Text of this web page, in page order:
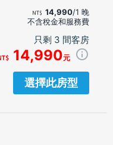
14,990/1 晚
不含稅金和服務費
只剩 3 間客房
14,990元
選擇此房型